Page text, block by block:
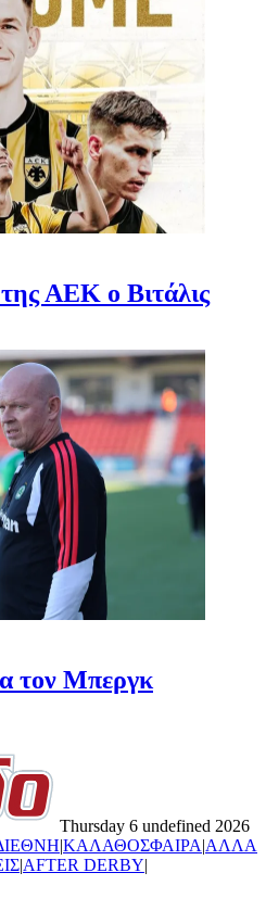
ΑΕΚ ο Βιτάλις
τον Μπεργκ
Thursday 6 undefined 2026
|ΚΑΛΑΘΟΣΦΑΙΡΑ|ΑΛΛΑ
|AFTER DERBY|